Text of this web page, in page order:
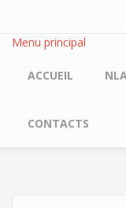
Menu principal
ACCUEIL
CONTACTS